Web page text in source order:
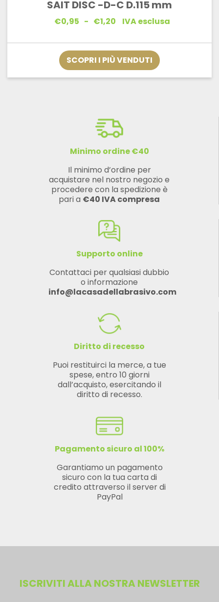
SAIT DISC -D-C D.115 mm
€0,95 - €1,20Fascia
da
€0,95
a
€1,20
IVA esclusa
SCOPRI I PIÙ VENDUTI
Minimo ordine €40
Il minimo d’ordine per
acquistare nel nostro negozio e
procedere con la spedizione è
pari a €40 IVA compresa
Supporto online
Contattaci per qualsiasi dubbio
o informazione
info@lacasadellabrasivo.com
Diritto di recesso
Puoi restituirci la merce, a tue
spese, entro 10 giorni
dall’acquisto, esercitando il
diritto di recesso.
Pagamento sicuro al 100%
Garantiamo un pagamento
sicuro con la tua carta di
credito attraverso il server di
PayPal
ISCRIVITI ALLA NOSTRA NEWSLETTER